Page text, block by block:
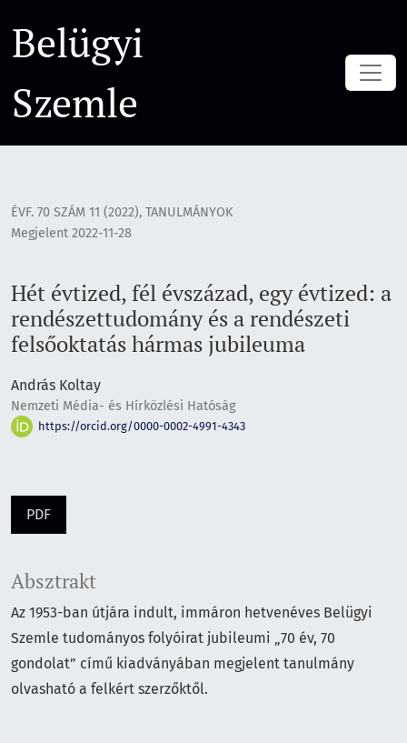
Belügyi
Szemle
ÉVF. 70 SZÁM 11 (2022), TANULMÁNYOK
Hét évtized, fél évszázad, egy évtized: a
rendészettudomány és a rendészeti
felsőoktatás hármas jubileuma
Megjelent 2022-11-28
András Koltay
Nemzeti Média- és Hírközlési Hatóság
https://orcid.org/0000-0002-4991-4343
PDF
Absztrakt
Az 1953-ban útjára indult, immáron hetvenéves Belügyi
Szemle tudományos folyóirat jubileumi „70 év, 70
gondolat” című kiadványában megjelent tanulmány
olvasható a felkért szerzőktől.